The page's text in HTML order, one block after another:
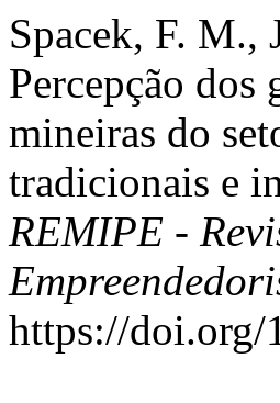
Spacek, F. M.,
Percepção dos
mineiras do
tradicionais e
REMIPE -
https://doi.org/